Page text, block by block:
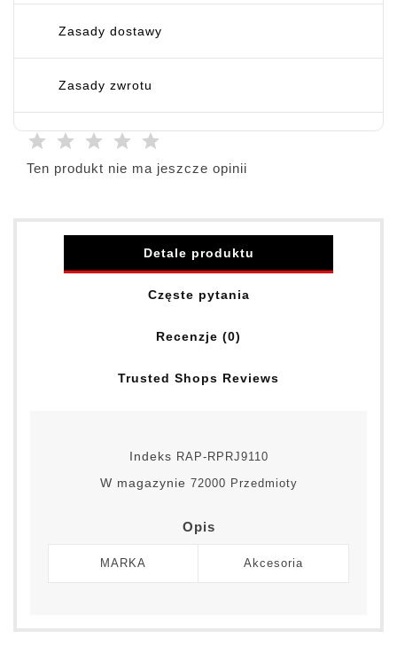
Zasady dostawy
Zasady zwrotu
Ten produkt nie ma jeszcze opinii
Detale produktu
Częste pytania
Recenzje (0)
Trusted Shops Reviews
Indeks RAP-RPRJ9110
W magazynie 72000 Przedmioty
Opis
MARKA Akcesoria